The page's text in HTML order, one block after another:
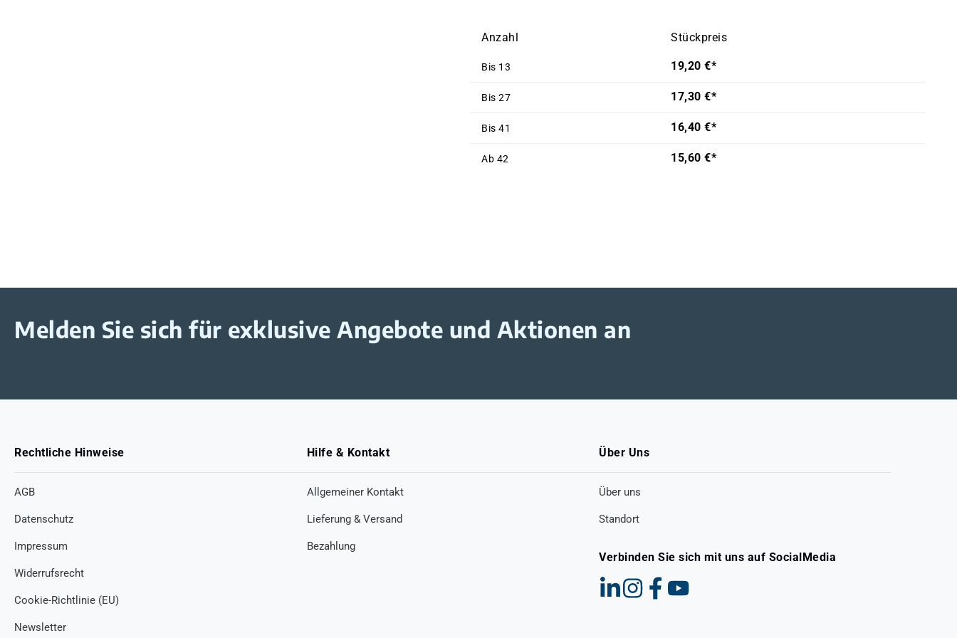
Anzahl Stückpreis
Bis 13 19,20 €*
Bis 27 17,30 €*
Bis 41 16,40 €*
Ab 42 15,60 €*
Melden Sie sich für exklusive Angebote und Aktionen an
Rechtliche Hinweise
AGB
Datenschutz
Impressum
Widerrufsrecht
Cookie-Richtlinie (EU)
Newsletter
Hilfe & Kontakt
Allgemeiner Kontakt
Lieferung & Versand
Bezahlung
Über Uns
Über uns
Standort
Verbinden Sie sich mit uns auf SocialMedia